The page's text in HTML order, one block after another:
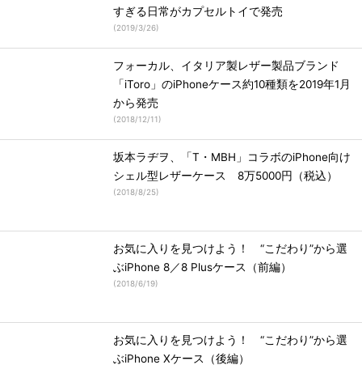
すぎる日常がカプセルトイで発売
(2019/3/26)
フォーカル、イタリア製レザー製品ブランド
「iToro」のiPhoneケース約10種類を2019年1月
から発売
(2018/12/11)
坂本ラヂヲ、「T・MBH」コラボのiPhone向け
シェル型レザーケース 8万5000円（税込）
(2018/8/25)
お気に入りを見つけよう！ “こだわり”から選
ぶiPhone 8／8 Plusケース（前編）
(2018/6/19)
お気に入りを見つけよう！ “こだわり”から選
ぶiPhone Xケース（後編）